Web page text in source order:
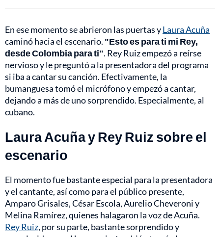
En ese momento se abrieron las puertas yLaura Acuña
caminó hacia el escenario. "Esto es para ti mi Rey,
desde Colombia para ti". Rey Ruiz empezó a reírse
nervioso y le preguntó a la presentadora del programa
si iba a cantar su canción. Efectivamente, la
bumanguesa tomó el micrófono y empezó a cantar,
dejando a más de uno sorprendido. Especialmente, al
cubano.
Laura Acuña y Rey Ruiz sobre el
escenario
El momento fue bastante especial para la presentadora
y el cantante, así como para el público presente,
Amparo Grisales, César Escola, Aurelio Cheveroni y
Melina Ramírez, quienes halagaron la voz de Acuña.
Rey Ruiz, por su parte, bastante sorprendido y